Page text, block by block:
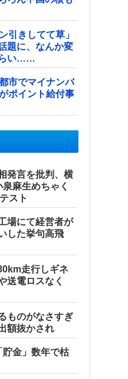
引きしてて草」
題に、なんか変
らい……
市でマイナンバ
ポイント給付事
発言を批判、横
麻生めちゃく
スト
場にて経営者が
した挙句高飛
走行しギネ
送電ロスなく
ものがなさすぎ
額抜かされ
金」数年で枯